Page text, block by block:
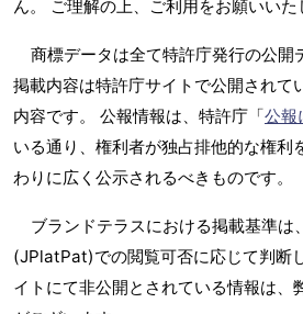
ん。 ご理解の上、ご利用をお願いいた
商標データは全て特許庁発行の公開
掲載内容は特許庁サイトで公開されて
内容です。 公報情報は、特許庁「公報
いる通り、権利者が独占排他的な権利
わりに広く公示されるべきものです。
ブランドテラスにおける掲載基準は
(JPlatPat)での閲覧可否に応じて判断
イトにて非公開とされている情報は、